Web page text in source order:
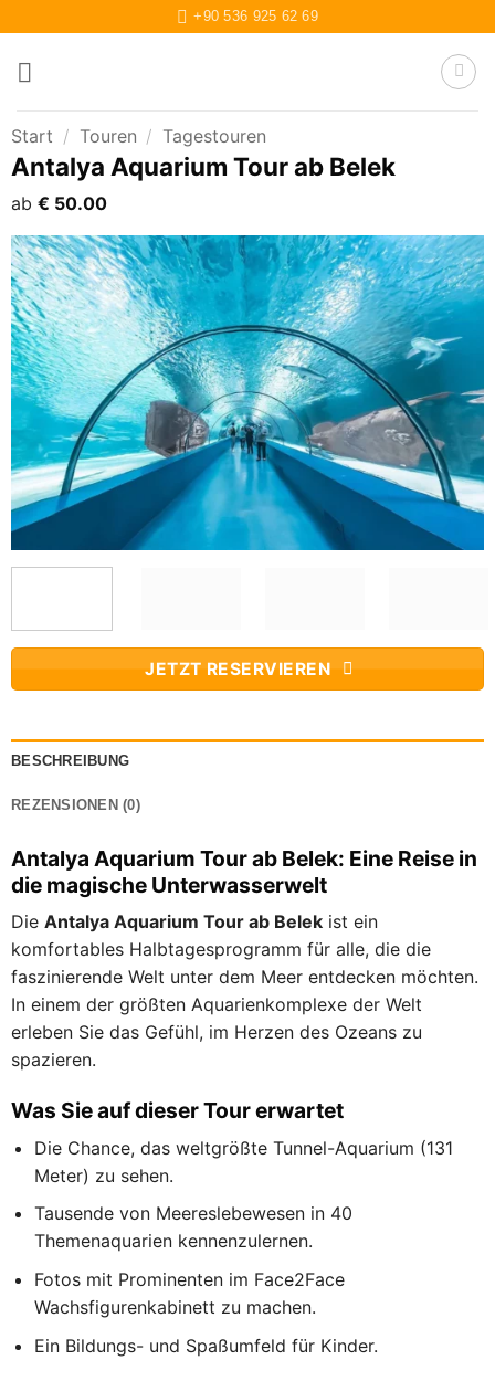
Inhalt
springen
+90 536 925 62 69
Start / Touren / Tagestouren
Antalya Aquarium Tour ab Belek
ab € 50.00
JETZT RESERVIEREN
BESCHREIBUNG
REZENSIONEN (0)
Antalya Aquarium Tour ab Belek: Eine Reise in
die magische Unterwasserwelt
Die Antalya Aquarium Tour ab Belek ist ein
komfortables Halbtagesprogramm für alle, die die
faszinierende Welt unter dem Meer entdecken möchten.
In einem der größten Aquarienkomplexe der Welt
erleben Sie das Gefühl, im Herzen des Ozeans zu
spazieren.
Was Sie auf dieser Tour erwartet
Die Chance, das weltgrößte Tunnel-Aquarium (131
Meter) zu sehen.
Tausende von Meereslebewesen in 40
Themenaquarien kennenzulernen.
Fotos mit Prominenten im Face2Face
Wachsfigurenkabinett zu machen.
Ein Bildungs- und Spaßumfeld für Kinder.